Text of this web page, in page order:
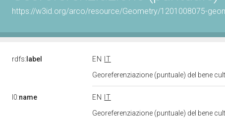
https://w3id.org/arco/resource/Geometry/1201008075-
rdfs: label EN
IT
Georeferenziazione (puntuale) del bene
l0:name EN
IT
Georeferenziazione (puntuale) del bene